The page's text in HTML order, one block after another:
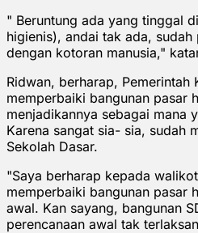
" Beruntung ada yang tinggal
higienis), andai tak ada, sudah
dengan kotoran manusia,"
Ridwan, berharap, Pemerintah
memperbaiki bangunan pasar
menjadikannya sebagai mana
Karena sangat sia- sia, sudah
Sekolah Dasar.
"Saya berharap kepada
memperbaiki bangunan pasar
awal. Kan sayang, bangunan
perencanaan awal tak